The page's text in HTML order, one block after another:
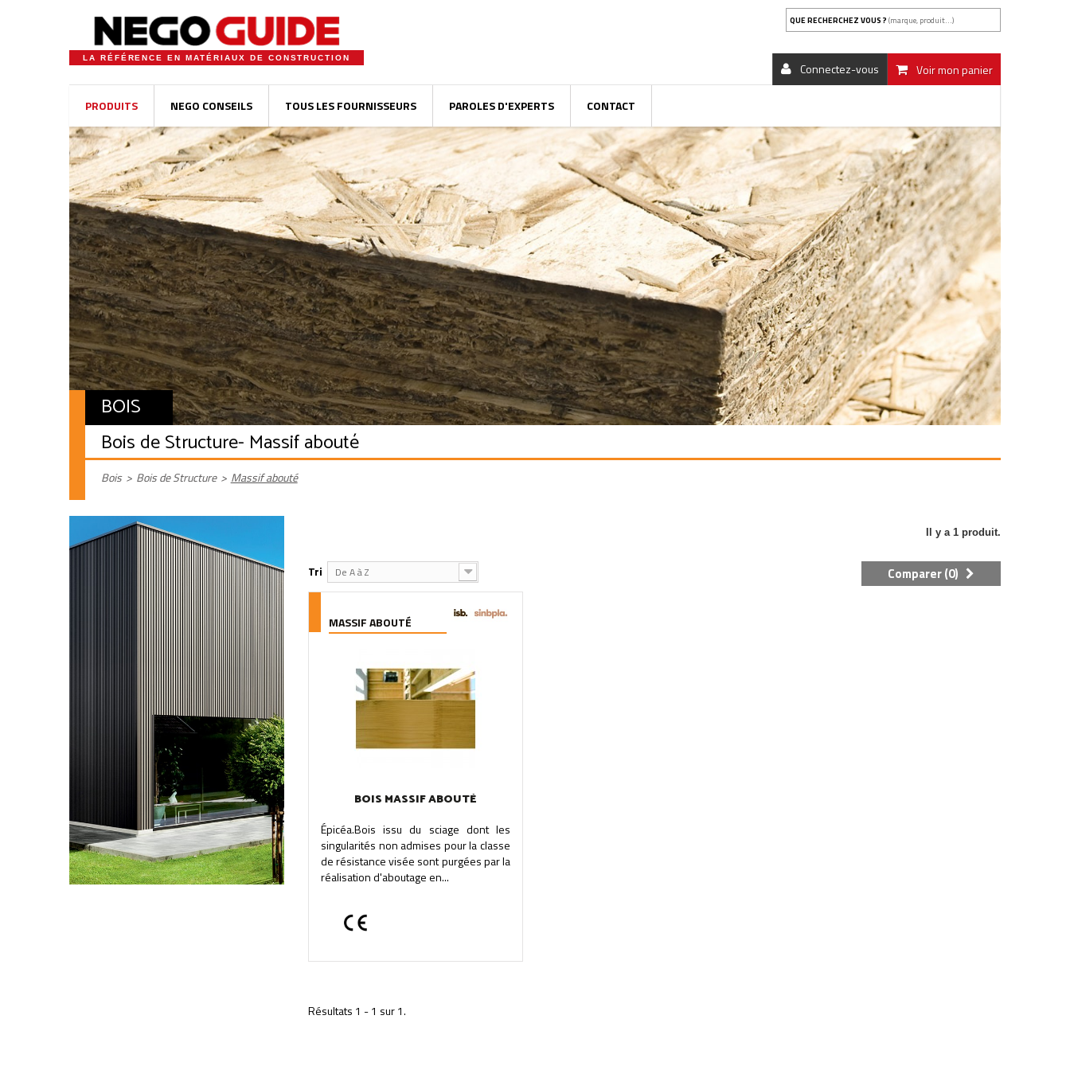
LA RÉFÉRENCE EN MATÉRIAUX DE CONSTRUCTION
QUE RECHERCHEZ VOUS ? (marque, produit...)
Voir mon panier
Connectez-vous
PRODUITS NEGO CONSEILS TOUS LES FOURNISSEURS PAROLES D'EXPERTS CONTACT
BOIS
Bois de Structure- Massif abouté
Bois > Bois de Structure > Massif abouté
Il y a 1 produit.
Tri De A à Z Comparer (0)
MASSIF ABOUTÉ
BOIS MASSIF ABOUTÉ
Épicéa.Bois issu du sciage dont les
singularités non admises pour la classe
de résistance visée sont purgées par la
réalisation d'aboutage en...
Résultats 1 - 1 sur 1.